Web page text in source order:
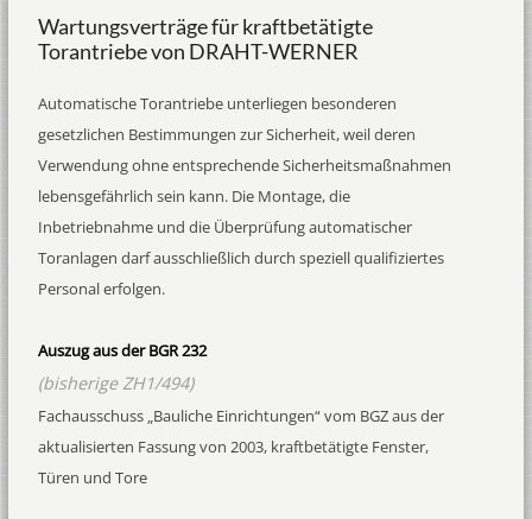
Wartungsverträge für kraftbetätigte
Torantriebe von DRAHT-WERNER
Automatische Torantriebe unterliegen besonderen
gesetzlichen Bestimmungen zur Sicherheit, weil deren
Verwendung ohne entsprechende Sicherheitsmaßnahmen
lebensgefährlich sein kann. Die Montage, die
Inbetriebnahme und die Überprüfung automatischer
Toranlagen darf ausschließlich durch speziell qualifiziertes
Personal erfolgen.
Auszug aus der BGR 232
(bisherige ZH1/494)
Fachausschuss „Bauliche Einrichtungen“ vom BGZ aus der
aktualisierten Fassung von 2003, kraftbetätigte Fenster,
Türen und Tore